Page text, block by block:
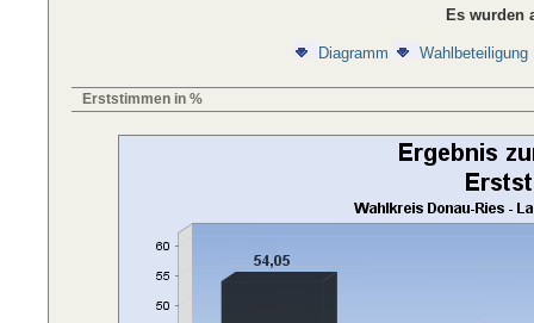
Es wurden
Diagramm Wahlbeteiligung
Erststimmen in %